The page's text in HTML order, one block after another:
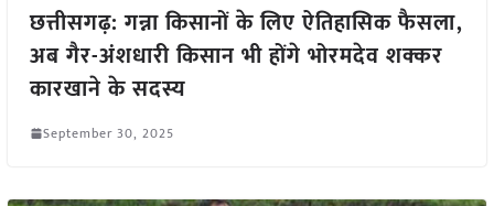
छत्तीसगढ़: गन्ना किसानों के लिए ऐतिहासिक फैसला,
अब गैर-अंशधारी किसान भी होंगे भोरमदेव शक्कर
कारखाने के सदस्य
September 30, 2025